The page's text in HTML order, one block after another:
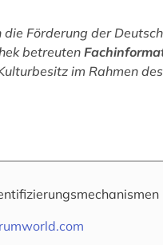
Förderung der
betreuten
im Rahmen